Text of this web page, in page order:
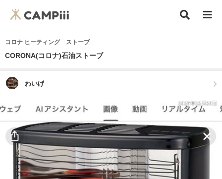
コロナ ヒーティング ストーブ
CORONA(コロナ)石油ストーブ
わいげ
2025年12月20日